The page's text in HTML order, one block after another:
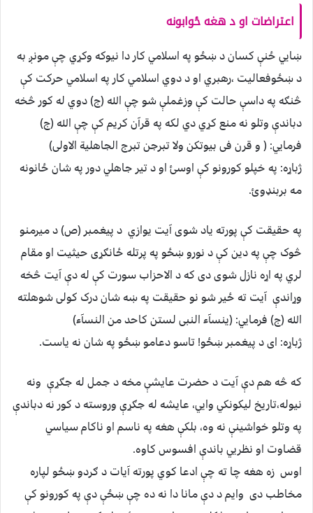
اعتراضات او د هغه ځوابونه
ښايي ځنې کسان د ښځو په اسلامي کار دا نيوکه وکړي چې مونږ به
د ښځوفعاليت ،رهبري او د دوي اسلامي کار په اسلامي حرکت کې
څنګه په داسې حالت کې وزغملې شو چې الله (ج) دوي له کور څخه
دباندې وتلو نه منع کړي دي لکه په قرآن کريم کې چې الله (ج)
فرمايي: ( و قرن فی بيوتکن ولا تبرجن تبرج الجاهلية الاولی)
ژباړه: په خپلو کورونو کې اوسئ او د تير جاهلي دور په شان ځانونه
مه بربنډوئ.
په حقيقت کې پورته ياد شوی آيت يوازي د پيغمبر (ص) د ميرمنو
څوک چې په دين کې د نورو ښځو په پرتله ځانګړی حيثيت او مقام
لري په اړه نازل شوی دی که د الاحزاب سورت کې له دې آيت څخه
وړاندې آيت ته ځير شو نو حقيقت په ښه شان درک کولی شوهلته
الله (ج) فرمايي: (ينسآء النبی لستن کاحد من النسآء)
ژباړه: ای د پيغمبر ښځو! تاسو دعامو ښځو په شان نه ياست.
که څه هم دې آيت د حضرت عايشې مخه د جمل له جګړې ونه
نيوله،تاريخ ليکونکي وايي، عايشه له جګړې وروسته د کور نه دباندې
په وتلو خواشينې نه وه، بلکې هغه په ناسم او ناکام سياسي
قضاوت او نظريي باندې افسوس کاوه.
اوس زه هغه چا ته چې ادعا کوي پورته آيات د ګردو ښځو لپاره
مخاطب دی وايم د دې مانا دا نه ده چې ښځې دې په کورونو کې